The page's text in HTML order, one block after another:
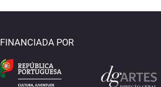
FINANCIADA POR